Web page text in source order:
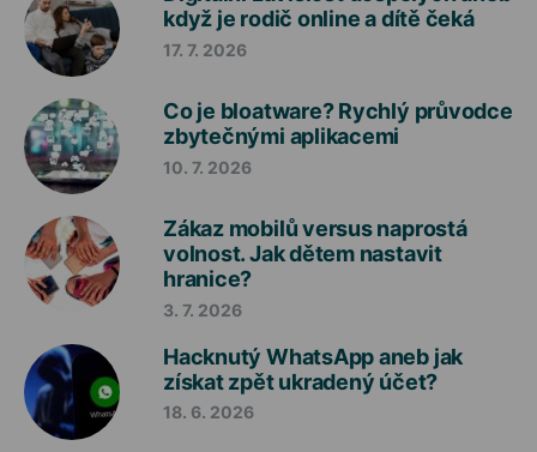
když je rodič online a dítě čeká
17. 7. 2026
Co je bloatware? Rychlý průvodce
zbytečnými aplikacemi
10. 7. 2026
Zákaz mobilů versus naprostá
volnost. Jak dětem nastavit
hranice?
3. 7. 2026
Hacknutý WhatsApp aneb jak
získat zpět ukradený účet?
18. 6. 2026